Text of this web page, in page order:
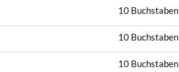
10 Buchstaben
10 Buchstaben
10 Buchstaben